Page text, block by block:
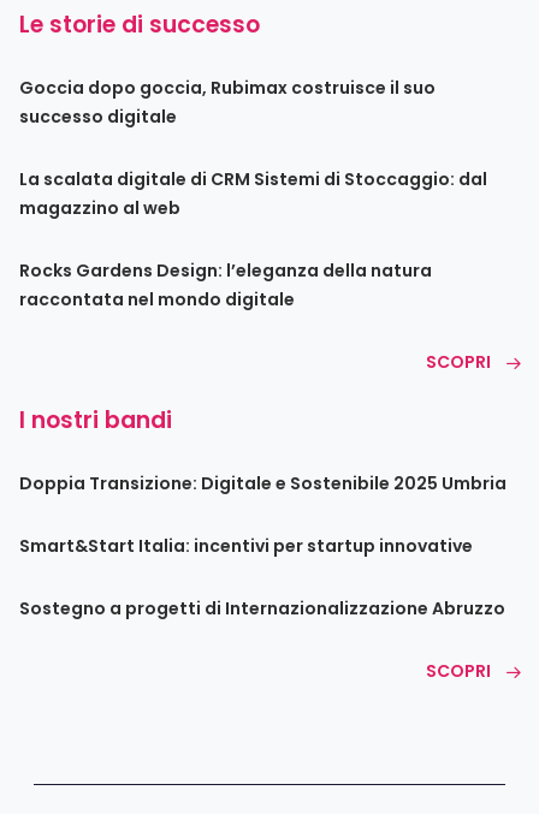
Le storie di successo
Goccia dopo goccia, Rubimax costruisce il suo
successo digitale
La scalata digitale di CRM Sistemi di Stoccaggio: dal
magazzino al web
Rocks Gardens Design: l’eleganza della natura
raccontata nel mondo digitale
SCOPRI
I nostri bandi
Doppia Transizione: Digitale e Sostenibile 2025 Umbria
Smart&Start Italia: incentivi per startup innovative
Sostegno a progetti di Internazionalizzazione Abruzzo
SCOPRI